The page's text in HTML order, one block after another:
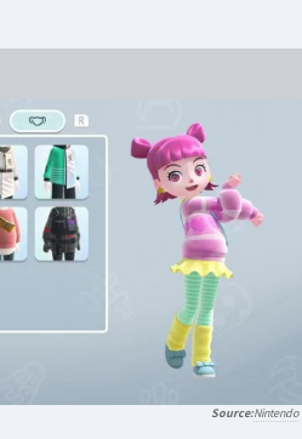
Nintendo